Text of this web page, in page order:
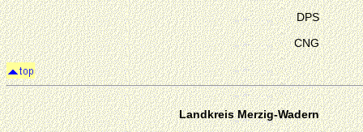
DPS
CNG
Landkreis Merzig-Wadern